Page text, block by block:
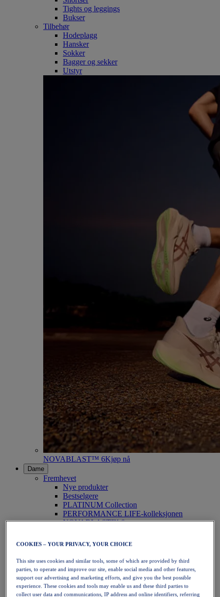
Tights og leggings
Bukser
Tilbehør
Hodeplagg
Hansker
Sokker
Bagger og sekker
Utstyr
NOVABLAST™ 6Kjøp nå
Dame
Fremhevet
Nye produkter
Bestselgere
PLATINUM Collection
PERFORMANCE LIFE-kolleksjonen
NOVABLAST™ 6
Løping
Terrengløping
Tennis
Volleyball
Håndball
Padel
Netball
COOKIES – YOUR PRIVACY, YOUR CHOICE
This site uses cookies and similar tools, some of which are provided by third
parties, to operate and improve our site, enable social media and other features,
support our advertising and marketing efforts, and give you the best possible
experience. These cookies and tools may enable us and these third parties to
collect user data and communications, IP address and online identifiers, referring